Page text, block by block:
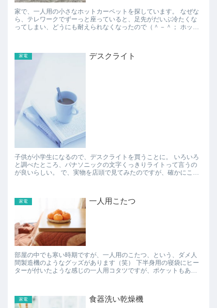
家で、一人用の小さなホットカーペットを探しています。 なぜな
ら、テレワークでずーっと座っていると、足先がだいぶ冷たくな
ってしまい、どうにも耐えられなくなったので（＾－＾； ホット
家電 デスクライト
子供が小学生になるので、デスクライトを買うことに。 いろいろ
と調べたところ、パナソニックの文字くっきりライトって言うの
が良いらしい。 で、実物を店頭で見てみたのですが、確かにこれ
家電 一人用こたつ
部屋の中でも寒い時期ですが、一人用のこたつ、という、ダメ人
間製造機のようなグッズがあります（笑） 下半身用の寝袋にヒー
ターが付いたような感じの一人用コタツですが、ポケットもあっ
家電 食器洗い乾燥機